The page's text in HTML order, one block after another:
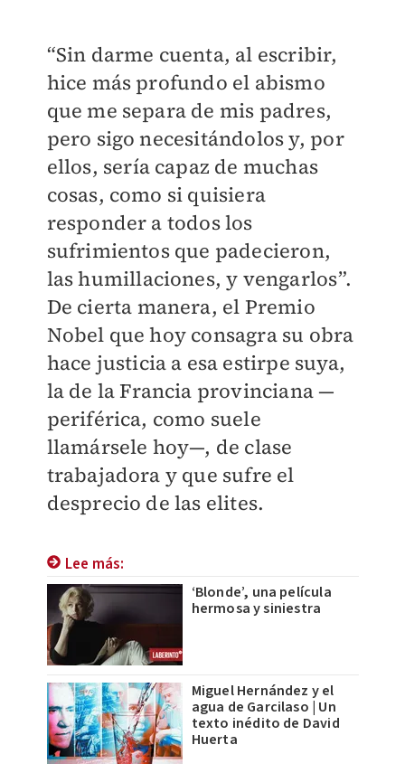
“Sin darme cuenta, al escribir,
hice más profundo el abismo
que me separa de mis padres,
pero sigo necesitándolos y, por
ellos, sería capaz de muchas
cosas, como si quisiera
responder a todos los
sufrimientos que padecieron,
las humillaciones, y vengarlos”.
De cierta manera, el Premio
Nobel que hoy consagra su obra
hace justicia a esa estirpe suya,
la de la Francia provinciana —
periférica, como suele
llamársele hoy—, de clase
trabajadora y que sufre el
desprecio de las elites.
Lee más:
‘Blonde’, una película
hermosa y siniestra
Miguel Hernández y el
agua de Garcilaso | Un
texto inédito de David
Huerta